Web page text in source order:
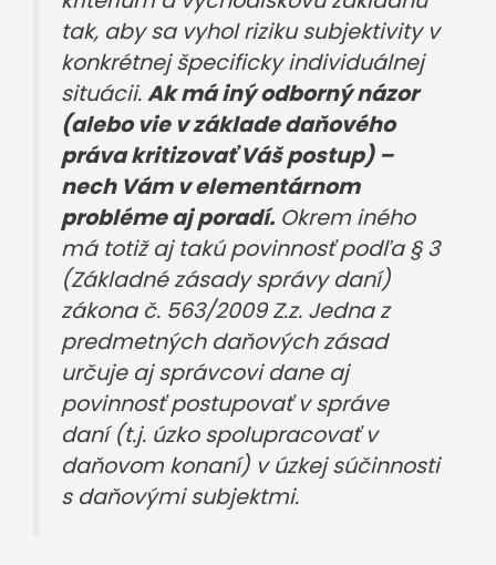
tak, aby sa vyhol riziku subjektivity v
konkrétnej špecificky individuálnej
situácii.Ak má iný odborný názor
(alebo vie v základe daňového
práva kritizovať Váš postup) –
nech Vám v elementárnom
probléme aj poradí. Okrem iného
má totiž aj takú povinnosť podľa § 3
(Základné zásady správy daní)
zákona č. 563/2009 Z.z. Jedna z
predmetných daňových zásad
určuje aj správcovi dane aj
povinnosť postupovať v správe
daní (t.j. úzko spolupracovať v
daňovom konaní) v úzkej súčinnosti
s daňovými subjektmi.